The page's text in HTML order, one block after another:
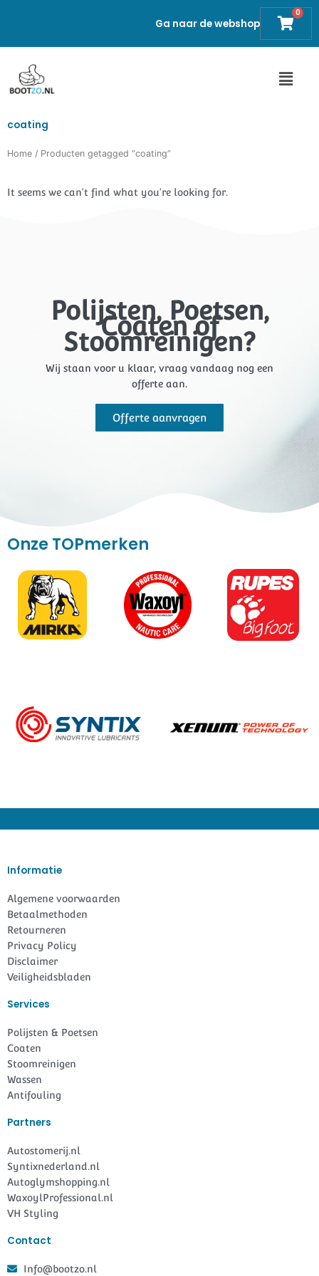
Ga naar de webshop
0
Cart
Main
coating
Home / Producten getagged “coating”
It seems we can't find what you're looking for.
Polijsten, Poetsen,
Coaten of
Stoomreinigen?
Wij staan voor u klaar, vraag vandaag nog een
offerte aan.
Offerte aanvragen
Onze TOPmerken
Informatie
Algemene voorwaarden
Betaalmethoden
Retourneren
Privacy Policy
Disclaimer
Veiligheidsbladen
Services
Polijsten & Poetsen
Coaten
Stoomreinigen
Wassen
Antifouling
Partners
Autostomerij.nl
Syntixnederland.nl
Autoglymshopping.nl
WaxoylProfessional.nl
VH Styling
Contact
Info@bootzo.nl